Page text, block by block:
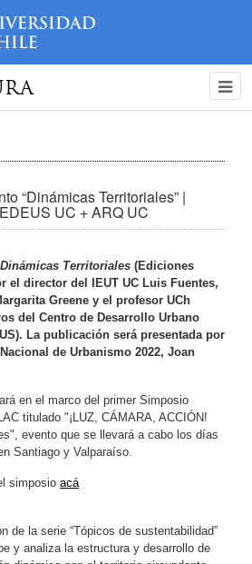
“Dinámicas Territoriales” |
UC + ARQ UC
Dinámicas Territoriales (Ediciones
el director del IEUT UC Luis Fuentes,
Greene y el profesor UCh
del Centro de Desarrollo Urbano
La publicación será presentada por
de Urbanismo 2022, Joan
en el marco del primer Simposio
titulado "¡LUZ, CÁMARA, ACCIÓN!
evento que se llevará a cabo los días
Santiago y Valparaíso.
simposio acá
de la serie “Tópicos de sustentabilidad”
y analiza la estructura y desarrollo de